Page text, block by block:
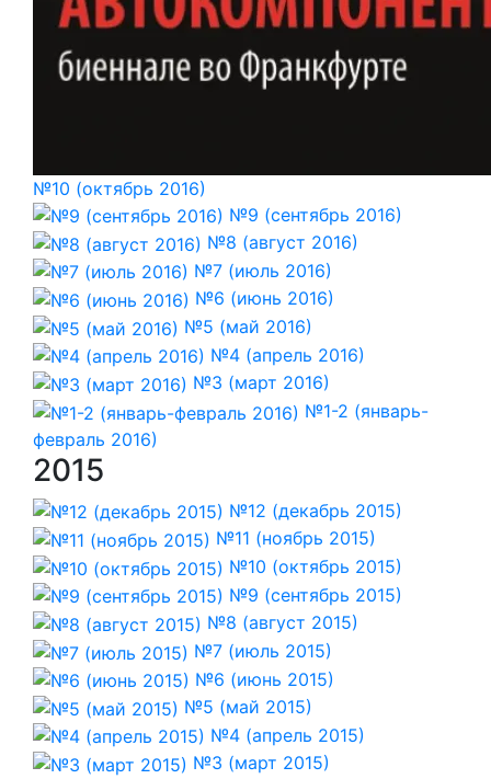
№10 (октябрь 2016)
№9 (сентябрь 2016)
№8 (август 2016)
№7 (июль 2016)
№6 (июнь 2016)
№5 (май 2016)
№4 (апрель 2016)
№3 (март 2016)
№1-2 (январь-
февраль 2016)
2015
№12 (декабрь 2015)
№11 (ноябрь 2015)
№10 (октябрь 2015)
№9 (сентябрь 2015)
№8 (август 2015)
№7 (июль 2015)
№6 (июнь 2015)
№5 (май 2015)
№4 (апрель 2015)
№3 (март 2015)